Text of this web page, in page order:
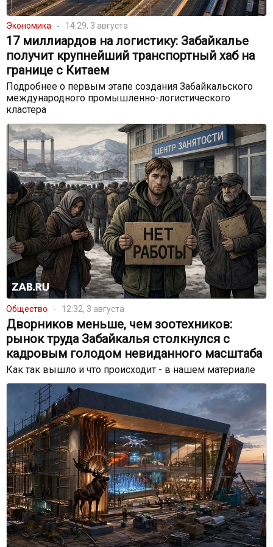
Экономика 14:29, 3 августа
17 миллиардов на логистику: Забайкалье
получит крупнейший транспортный хаб на
границе с Китаем
Подробнее о первым этапе создания Забайкальского
международного промышленно-логистического
кластера
Общество 12:32, 3 августа
Дворников меньше, чем зоотехников:
рынок труда Забайкалья столкнулся с
кадровым голодом невиданного масштаба
Как так вышло и что происходит - в нашем материале